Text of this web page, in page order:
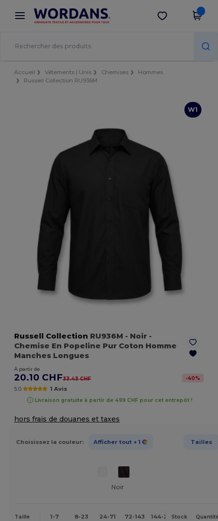
× Appli Wordans
Meilleurs prix sur l’app !
Obtenir l'appli
Accueil Vêtements | Unis Chemises
Hommes
Russell Collection RU936M
W1
Russell Collection RU936M - Noir -
Chemise En Popeline Pur Coton Homme
Manches Longues
À partir de
20.10 CHF33.43 CHF -40%
5.0 1 Avis
Livraison gratuite à partir de 499 CHF pour cet entrepôt !
hors frais de douanes et taxes
Choisissez la couleur: Afficher tout + 1 Tailles
Noir
Taille 1-7 8-23 24-71 72-143 144-287 288 +
Stock